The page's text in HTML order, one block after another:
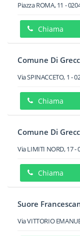
Piazza ROMA, 11 -
Chiama
Comune Di
Via SPINACCETO, 1 -
Chiama
Comune Di
Via LIMITI NORD, 17-
Chiama
Suore
Via VITTORIO